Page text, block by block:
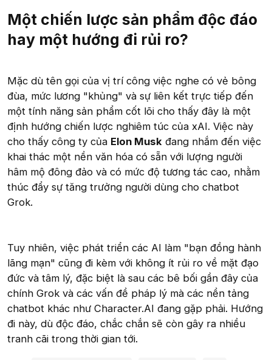
Một chiến lược sản phẩm độc đáo
hay một hướng đi rủi ro?
Mặc dù tên gọi của vị trí công việc nghe có vẻ bông
đùa, mức lương "khủng" và sự liên kết trực tiếp đến
một tính năng sản phẩm cốt lõi cho thấy đây là một
định hướng chiến lược nghiêm túc của xAI. Việc này
cho thấy công ty của Elon Musk đang nhắm đến việc
khai thác một nền văn hóa có sẵn với lượng người
hâm mộ đông đảo và có mức độ tương tác cao, nhằm
thúc đẩy sự tăng trưởng người dùng cho chatbot
Grok.
Tuy nhiên, việc phát triển các AI làm "bạn đồng hành
lãng mạn" cũng đi kèm với không ít rủi ro về mặt đạo
đức và tâm lý, đặc biệt là sau các bê bối gần đây của
chính Grok và các vấn đề pháp lý mà các nền tảng
chatbot khác như Character.AI đang gặp phải. Hướng
đi này, dù độc đáo, chắc chắn sẽ còn gây ra nhiều
tranh cãi trong thời gian tới.